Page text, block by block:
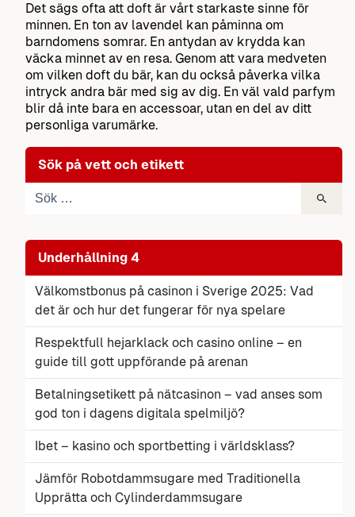
Sök på vett och etikett
Underhållning 4
Välkomstbonus på casinon i Sverige 2025: Vad
det är och hur det fungerar för nya spelare
Respektfull hejarklack och casino online – en
guide till gott uppförande på arenan
Betalningsetikett på nätcasinon – vad anses som
god ton i dagens digitala spelmiljö?
Ibet – kasino och sportbetting i världsklass?
Jämför Robotdammsugare med Traditionella
Upprätta och Cylinderdammsugare
Det sägs ofta att doft är vårt starkaste sinne för
minnen. En ton av lavendel kan påminna om
barndomens somrar. En antydan av krydda kan
väcka minnet av en resa. Genom att vara medveten
om vilken doft du bär, kan du också påverka vilka
intryck andra bär med sig av dig. En väl vald parfym
blir då inte bara en accessoar, utan en del av ditt
personliga varumärke.